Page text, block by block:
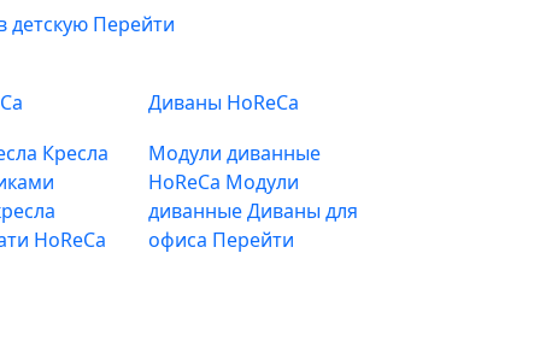
детскую Перейти
Кресла
HoReCa
Диваны HoReCa
Модули диванные
HoReCa Модули
диванныеДиваны для
офиса Перейти